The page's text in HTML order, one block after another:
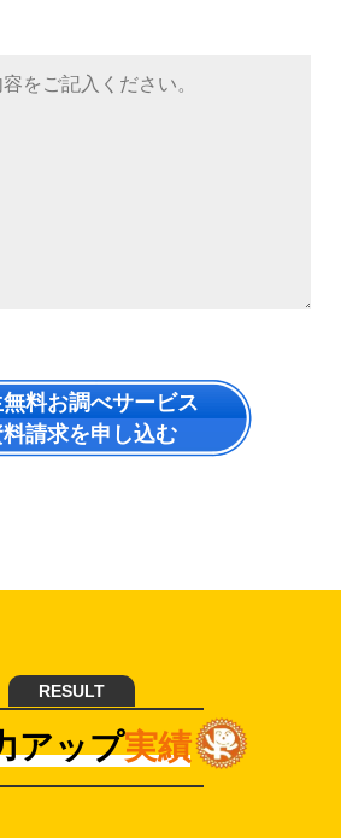
料お調べサービス
料請求を申し込む
RESULT
アップ実績